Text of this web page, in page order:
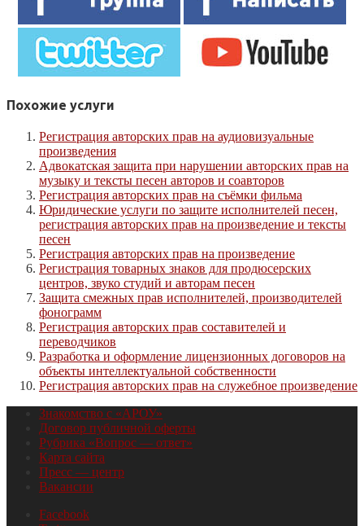
Похожие услуги
Регистрация авторских прав на аудиовизуальные
произведения
Адвокатская защита при нарушении авторских прав на
музыку и тексты песен авторов и соавторов
Регистрация авторских прав на съёмки фильма
Юридические услуги по защите исполнителей песен,
регистрация авторских прав на произведение и тексты
песен
Регистрация авторских прав на произведение
Регистрация товарных знаков для продюсерских
центров, звуко студий и авторам песен
Защита смежных прав исполнителей, производителей
фонограмм
Регистрация авторских прав составителей и
переводчиков
Разработка и оформление лицензионных договоров на
объекты интеллектуальной собственности
Регистрация авторских прав на служебное произведение
Знакомство с «АРОУ»
Договор публичной оферты
Рубрика «Вопрос — ответ»
Карта сайта
Пресс — центр
Вакансии
Facebook